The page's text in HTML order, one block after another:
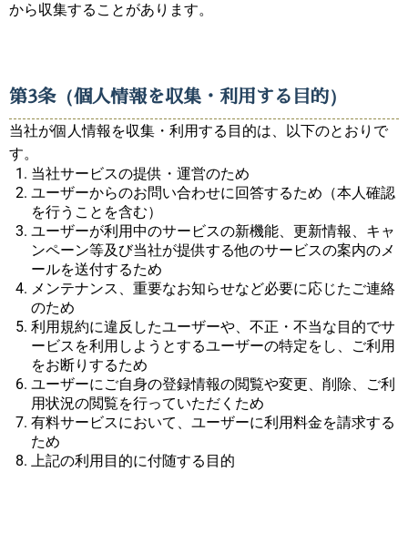
から収集することがあります。
第3条（個人情報を収集・利用する目的）
当社が個人情報を収集・利用する目的は、以下のとおりで
す。
当社サービスの提供・運営のため
ユーザーからのお問い合わせに回答するため（本人確認
を行うことを含む）
ユーザーが利用中のサービスの新機能、更新情報、キャ
ンペーン等及び当社が提供する他のサービスの案内のメ
ールを送付するため
メンテナンス、重要なお知らせなど必要に応じたご連絡
のため
利用規約に違反したユーザーや、不正・不当な目的でサ
ービスを利用しようとするユーザーの特定をし、ご利用
をお断りするため
ユーザーにご自身の登録情報の閲覧や変更、削除、ご利
用状況の閲覧を行っていただくため
有料サービスにおいて、ユーザーに利用料金を請求する
ため
上記の利用目的に付随する目的